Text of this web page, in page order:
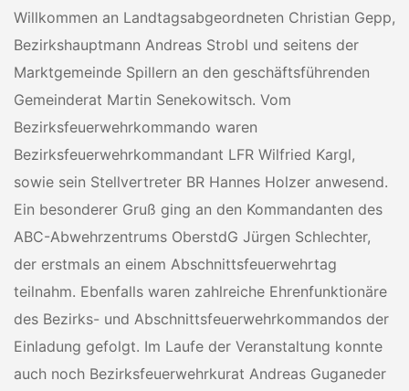
Willkommen an Landtagsabgeordneten Christian Gepp,
Bezirkshauptmann Andreas Strobl und seitens der
Marktgemeinde Spillern an den geschäftsführenden
Gemeinderat Martin Senekowitsch. Vom
Bezirksfeuerwehrkommando waren
Bezirksfeuerwehrkommandant LFR Wilfried Kargl,
sowie sein Stellvertreter BR Hannes Holzer anwesend.
Ein besonderer Gruß ging an den Kommandanten des
ABC-Abwehrzentrums OberstdG Jürgen Schlechter,
der erstmals an einem Abschnittsfeuerwehrtag
teilnahm. Ebenfalls waren zahlreiche Ehrenfunktionäre
des Bezirks- und Abschnittsfeuerwehrkommandos der
Einladung gefolgt. Im Laufe der Veranstaltung konnte
auch noch Bezirksfeuerwehrkurat Andreas Guganeder